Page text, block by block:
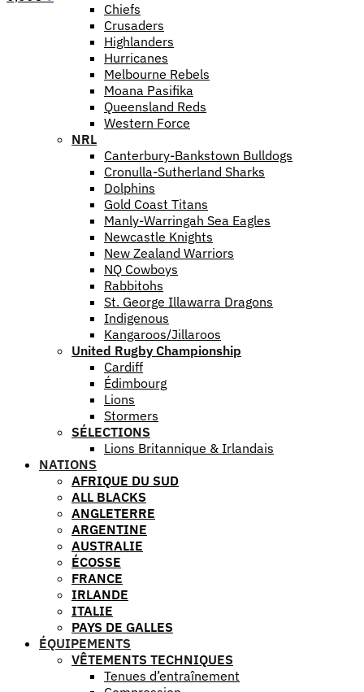
Chiefs
Crusaders
Highlanders
Hurricanes
Melbourne Rebels
Moana Pasifika
Queensland Reds
Western Force
NRL
Canterbury-Bankstown Bulldogs
Cronulla-Sutherland Sharks
Dolphins
Gold Coast Titans
Manly-Warringah Sea Eagles
Newcastle Knights
New Zealand Warriors
NQ Cowboys
Rabbitohs
St. George Illawarra Dragons
Indigenous
Kangaroos/Jillaroos
United Rugby Championship
Cardiff
Édimbourg
Lions
Stormers
SÉLECTIONS
Lions Britannique & Irlandais
NATIONS
AFRIQUE DU SUD
ALL BLACKS
ANGLETERRE
ARGENTINE
AUSTRALIE
ÉCOSSE
FRANCE
IRLANDE
ITALIE
PAYS DE GALLES
ÉQUIPEMENTS
VÊTEMENTS TECHNIQUES
Tenues d’entraînement